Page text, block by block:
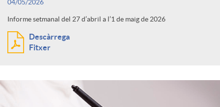
04/05/2026
Informe setmanal del 27 d’abril a l’1 de maig de 2026
Descàrrega
Fitxer